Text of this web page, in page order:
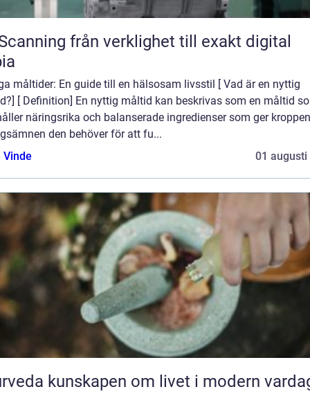
verklighet till exakt digital
måltider: En guide till en hälsosam livsstil [ Vad är en nyttig
[ Definition] En nyttig måltid kan beskrivas som en måltid
näringsrika och balanserade ingredienser som ger
den behöver för att fu...
Vinde
01 augusti
Ayurveda kunskapen om livet i modern